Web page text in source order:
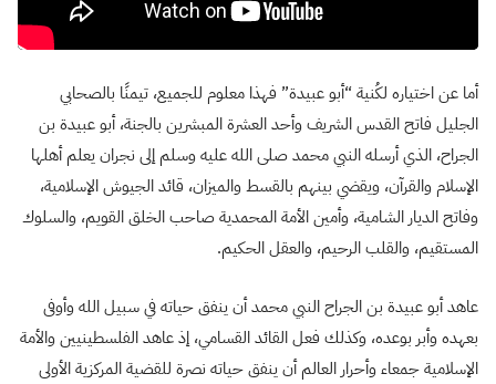
أما عن اختياره لكُنية “أبو عبيدة” فهذا معلوم للجميع، تيمنًا بالصحابي
الجليل فاتح القدس الشريف وأحد العشرة المبشرين بالجنة، أبو عبيدة بن
الجراح، الذي أرسله النبي محمد صلى الله عليه وسلم إلى نجران يعلم أهلها
الإسلام والقرآن، ويقضي بينهم بالقسط والميزان، قائد الجيوش الإسلامية،
وفاتح الديار الشامية، وأمين الأمة المحمدية صاحب الخلق القويم، والسلوك
المستقيم، والقلب الرحيم، والعقل الحكيم.
عاهد أبو عبيدة بن الجراح النبي محمد أن ينفق حياته في سبيل الله وأوفى
بعهده وأبر بوعده، وكذلك فعل القائد القسامي، إذ عاهد الفلسطينيين والأمة
الإسلامية جمعاء وأحرار العالم أن ينفق حياته نصرة للقضية المركزية الأولى